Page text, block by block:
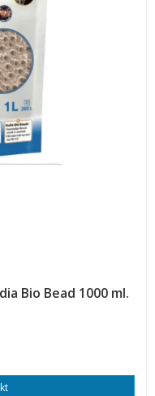
Bio Bead 1000 ml.